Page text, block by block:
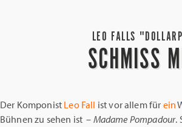
LEO FALLS
SCHMISS
Der Komponist Leo Fall ist vor allem für ein
Bühnen zu sehen ist – Madame Pompadour.